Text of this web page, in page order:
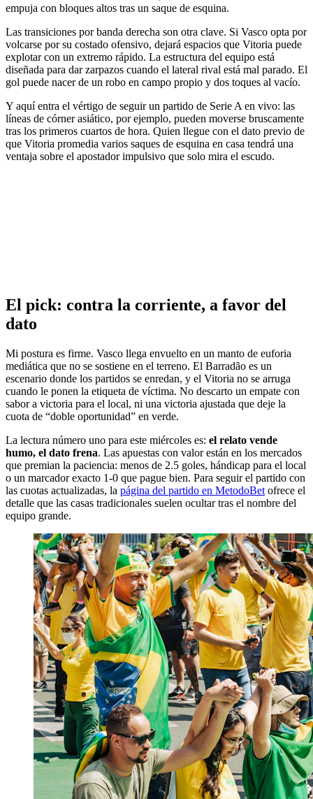
empuja con bloques altos tras un saque de esquina.
Las transiciones por banda derecha son otra clave. Si Vasco opta por
volcarse por su costado ofensivo, dejará espacios que Vitoria puede
explotar con un extremo rápido. La estructura del equipo está
diseñada para dar zarpazos cuando el lateral rival está mal parado. El
gol puede nacer de un robo en campo propio y dos toques al vacío.
Y aquí entra el vértigo de seguir un partido de Serie A en vivo: las
líneas de córner asiático, por ejemplo, pueden moverse bruscamente
tras los primeros cuartos de hora. Quien llegue con el dato previo de
que Vitoria promedia varios saques de esquina en casa tendrá una
ventaja sobre el apostador impulsivo que solo mira el escudo.
El pick: contra la corriente, a favor del
dato
Mi postura es firme. Vasco llega envuelto en un manto de euforia
mediática que no se sostiene en el terreno. El Barradão es un
escenario donde los partidos se enredan, y el Vitoria no se arruga
cuando le ponen la etiqueta de víctima. No descarto un empate con
sabor a victoria para el local, ni una victoria ajustada que deje la
cuota de “doble oportunidad” en verde.
La lectura número uno para este miércoles es: el relato vende
humo, el dato frena. Las apuestas con valor están en los mercados
que premian la paciencia: menos de 2.5 goles, hándicap para el local
o un marcador exacto 1-0 que pague bien. Para seguir el partido con
las cuotas actualizadas, la página del partido en MetodoBet ofrece el
detalle que las casas tradicionales suelen ocultar tras el nombre del
equipo grande.